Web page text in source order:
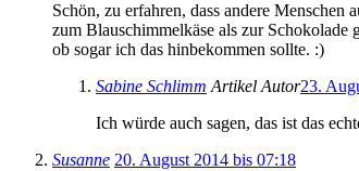
Schön, zu erfahren, dass andere
zum Blauschimmelkäse als zur Schokolade
ob sogar ich das hinbekommen sollte. :)
Sabine Schlimm Artikel Autor23.
Ich würde auch sagen, das ist das
Susanne 20. August 2014 bis 07:18